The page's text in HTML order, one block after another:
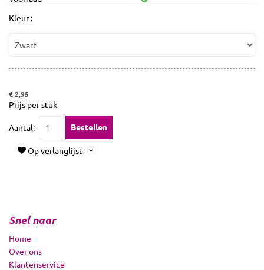
Kleur :
€ 2,95
Prijs per stuk
Aantal: Bestellen
Op verlanglijst
Snel naar
Home
Over ons
Klantenservice